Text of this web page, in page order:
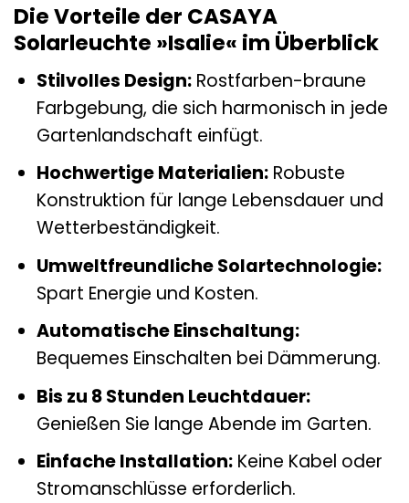
Die Vorteile der CASAYA
Solarleuchte »Isalie« im Überblick
Stilvolles Design:Rostfarben-braune
Farbgebung, die sich harmonisch in jede
Gartenlandschaft einfügt.
Hochwertige Materialien:Robuste
Konstruktion für lange Lebensdauer und
Wetterbeständigkeit.
Umweltfreundliche Solartechnologie:
Spart Energie und Kosten.
Automatische Einschaltung:
Bequemes Einschalten bei Dämmerung.
Bis zu 8 Stunden Leuchtdauer:
Genießen Sie lange Abende im Garten.
Einfache Installation:Keine Kabel oder
Stromanschlüsse erforderlich.